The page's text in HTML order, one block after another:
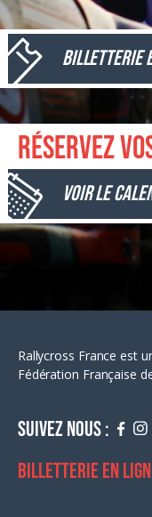
Billetterie
Réservez
Voir le
Rallycross France est
Fédération Française
Suivez nous :
Billetterie en